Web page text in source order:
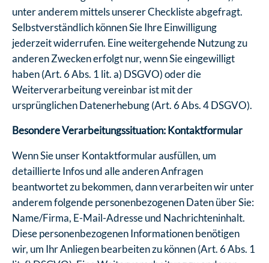
unter anderem mittels unserer Checkliste abgefragt.
Selbstverständlich können Sie Ihre Einwilligung
jederzeit widerrufen. Eine weitergehende Nutzung zu
anderen Zwecken erfolgt nur, wenn Sie eingewilligt
haben (Art. 6 Abs. 1 lit. a) DSGVO) oder die
Weiterverarbeitung vereinbar ist mit der
ursprünglichen Datenerhebung (Art. 6 Abs. 4 DSGVO).
Besondere Verarbeitungssituation: Kontaktformular
Wenn Sie unser Kontaktformular ausfüllen, um
detaillierte Infos und alle anderen Anfragen
beantwortet zu bekommen, dann verarbeiten wir unter
anderem folgende personenbezogenen Daten über Sie:
Name/Firma, E-Mail-Adresse und Nachrichteninhalt.
Diese personenbezogenen Informationen benötigen
wir, um Ihr Anliegen bearbeiten zu können (Art. 6 Abs. 1